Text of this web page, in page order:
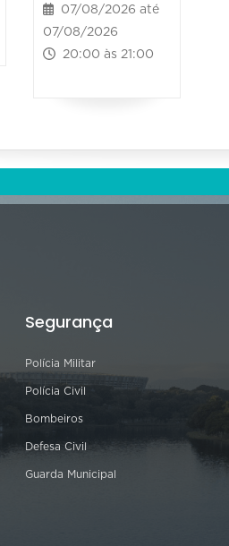
07/08/2026 até
07/08/2026
20:00 às 21:00
Segurança
Polícia Militar
Polícia Civil
Bombeiros
Defesa Civil
Guarda Municipal